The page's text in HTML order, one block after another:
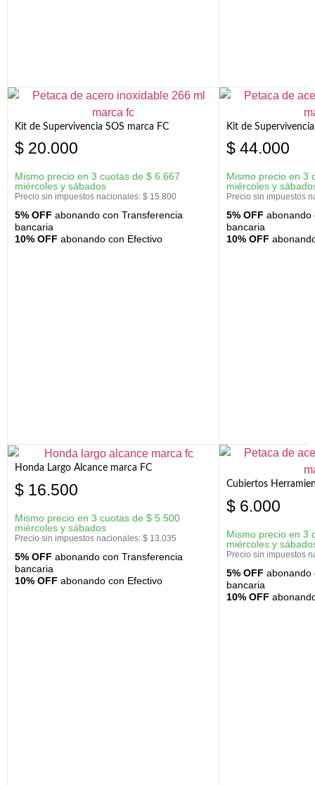
Kit de Supervivencia SOS marca FC
$ 20.000
Mismo precio en 3 cuotas de $ 6.667
miércoles y sábados
Precio sin impuestos nacionales: $ 15.800
5% OFF abonando con Transferencia
bancaria
10% OFF abonando con Efectivo
Kit de
$ 44.000
Mismo precio en 3
miércoles y
Precio sin impuestos
5% OFF abonando
bancaria
10% OFF
Honda Largo Alcance marca FC
$ 16.500
Mismo precio en 3 cuotas de $ 5.500
miércoles y sábados
Precio sin impuestos nacionales: $ 13.035
5% OFF abonando con Transferencia
bancaria
10% OFF abonando con Efectivo
Cubiertos
$ 6.000
Mismo precio en 3
miércoles y
Precio sin impuestos
5% OFF abonando
bancaria
10% OFF